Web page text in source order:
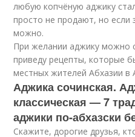
любую копчёную аджику
просто не продают, но если
можно.
При желании аджику можно
приведу рецепты, которые
местных жителей Абхазии в
Аджика сочинская.
классическая — 7
аджики по-абхазски
Скажите, дорогие друзья,